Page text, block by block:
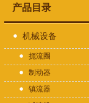
产品目录
机械设备
扼流圈
制动器
镇流器